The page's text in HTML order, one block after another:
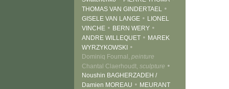
THOMAS VAN GINDERTAEL •
GISELE VAN LANGE • LIONEL
VINCHE • BERN WERY •
ANDRE WILLEQUET • MAREK
WYRZYKOWSKI •
Dominiq Fournal, peinture
Chantal Claerhoudt, sculpture •
Noushin BAGHERZADEH /
Damien MOREAU • MEURANT